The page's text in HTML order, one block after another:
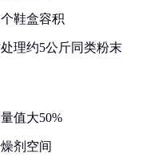
鞋盒容积
理约5公斤同类粉末
值大50%
剂空间